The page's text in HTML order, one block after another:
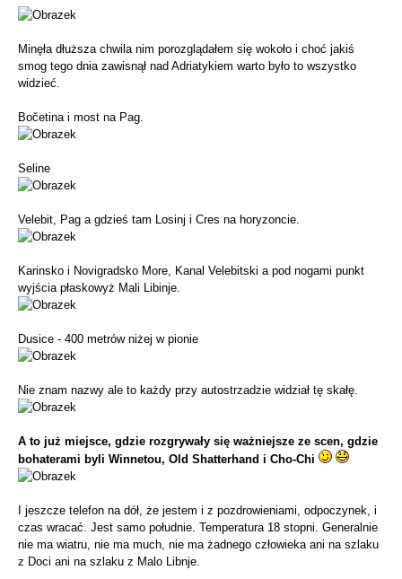
Minęła dłuższa chwila nim porozglądałem się wokoło i choć jakiś
smog tego dnia zawisnął nad Adriatykiem warto było to wszystko
widzieć.
Bočetina i most na Pag.
Seline
Velebit, Pag a gdzieś tam Losinj i Cres na horyzoncie.
Karinsko i Novigradsko More, Kanal Velebitski a pod nogami punkt
wyjścia płaskowyż Mali Libinje.
Dusice - 400 metrów niżej w pionie
Nie znam nazwy ale to każdy przy autostrzadzie widział tę skałę.
A to już miejsce, gdzie rozgrywały się ważniejsze ze scen, gdzie
bohaterami byli Winnetou, Old Shatterhand i Cho-Chi
I jeszcze telefon na dół, że jestem i z pozdrowieniami, odpoczynek, i
czas wracać. Jest samo południe. Temperatura 18 stopni. Generalnie
nie ma wiatru, nie ma much, nie ma żadnego człowieka ani na szlaku
z Doci ani na szlaku z Malo Libnje.